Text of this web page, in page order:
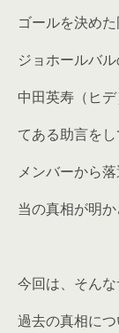
ゴールを決め
ジョホールバ
中田英寿（ヒ
てある助言を
メンバーから
当の真相が明か
今回は、そん
過去の真相に